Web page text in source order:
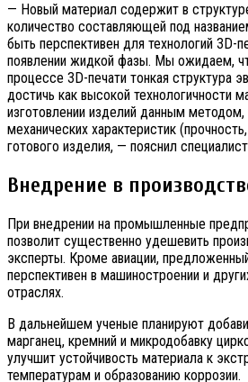
— Новый материал содержит в
количество составляющей под
быть перспективен для технологий 3D-
появлении жидкой фазы. Мы ожидаем,
процессе 3D-печати тонкая структура
достичь как высокой технологичности
изготовлении изделий данным методом,
механических характеристик
готового изделия, — пояснил
Внедрение в
При внедрении на промышленные
позволит существенно удешевить
эксперты. Кроме авиации,
перспективен в машиностроении и
отраслях.
В дальнейшем ученые планируют
марганец, кремний и микродобавку
улучшит устойчивость материала к
температурам и образованию коррозии.